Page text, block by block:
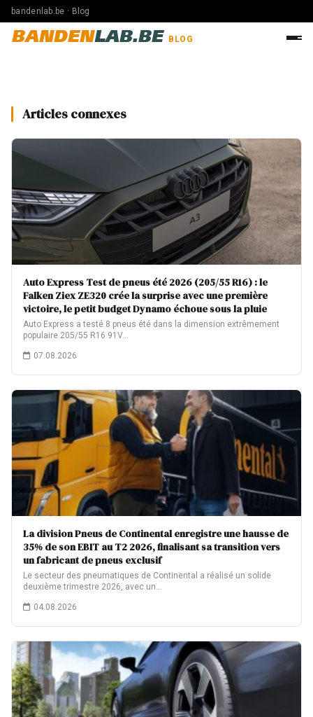
bandenlab.be · Blog
BANDENLAB.BE BLOG
Articles connexes
Auto Express Test de pneus été 2026 (205/55 R16) : le
Falken Ziex ZE320 crée la surprise avec une première
victoire, le petit budget Dynamo échoue sous la pluie
Auto Express a testé 8 pneus été dans la dimension extrêmement
populaire 205/55 R16 91V…
07.08.2026
La division Pneus de Continental enregistre une hausse de
35% de son EBIT au T2 2026, finalisant sa transition vers
un fabricant de pneus exclusif
Le secteur des pneumatiques de Continental a réalisé un solide
deuxième trimestre 2026, avec un…
04.08.2026